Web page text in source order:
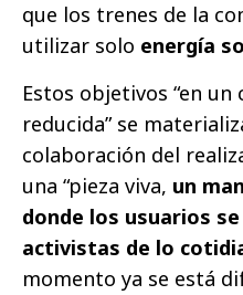
que los trenes de la
utilizar solo energía
Estos objetivos “en
reducida” se
colaboración del
una “pieza viva, un
donde los usuarios
activistas de lo
momento ya se está